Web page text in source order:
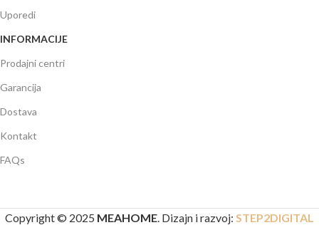
Uporedi
INFORMACIJE
Prodajni centri
Garancija
Dostava
Kontakt
FAQs
Copyright © 2025 MEAHOME . Dizajn i razvoj: STEP2DIGITAL